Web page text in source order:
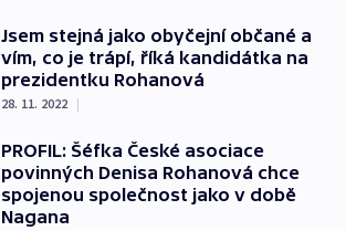
Jsem stejná jako obyčejní občané a
vím, co je trápí, říká kandidátka na
prezidentku Rohanová
28. 11. 2022 |
PROFIL: Šéfka České asociace
povinných Denisa Rohanová chce
spojenou společnost jako v době
Nagana